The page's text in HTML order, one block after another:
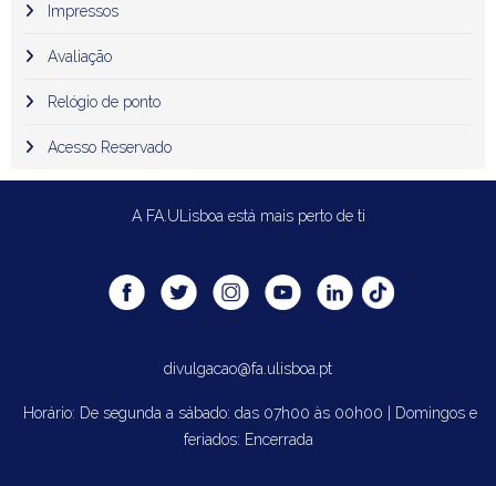
Impressos
Avaliação
Relógio de ponto
Acesso Reservado
A FA.ULisboa está mais perto de ti
divulgacao@fa.ulisboa.pt
Horário: De segunda a sábado: das 07h00 às 00h00 | Domingos e
feriados: Encerrada